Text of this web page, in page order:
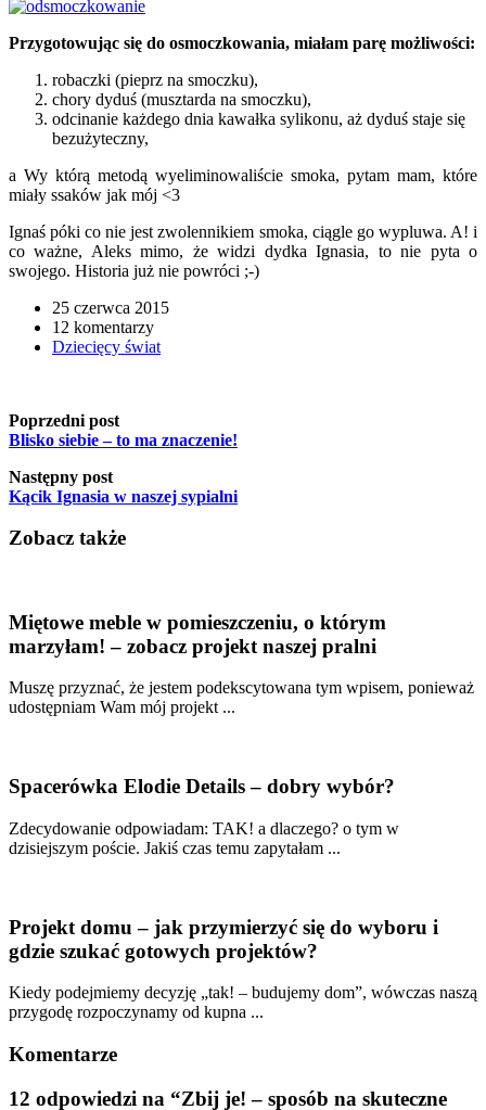
Przygotowując się do osmoczkowania, miałam parę możliwości:
robaczki (pieprz na smoczku),
chory dyduś (musztarda na smoczku),
odcinanie każdego dnia kawałka sylikonu, aż dyduś staje się
bezużyteczny,
a Wy którą metodą wyeliminowaliście smoka, pytam mam, które
miały ssaków jak mój <3
Ignaś póki co nie jest zwolennikiem smoka, ciągle go wypluwa. A! i
co ważne, Aleks mimo, że widzi dydka Ignasia, to nie pyta o
swojego. Historia już nie powróci ;-)
25 czerwca 2015
12 komentarzy
Dziecięcy świat
Poprzedni post
Blisko siebie – to ma znaczenie!
Następny post
Kącik Ignasia w naszej sypialni
Zobacz także
Miętowe meble w pomieszczeniu, o którym
marzyłam! – zobacz projekt naszej pralni
Muszę przyznać, że jestem podekscytowana tym wpisem, ponieważ
udostępniam Wam mój projekt ...
Spacerówka Elodie Details – dobry wybór?
Zdecydowanie odpowiadam: TAK! a dlaczego? o tym w
dzisiejszym poście. Jakiś czas temu zapytałam ...
Projekt domu – jak przymierzyć się do wyboru i
gdzie szukać gotowych projektów?
Kiedy podejmiemy decyzję „tak! – budujemy dom”, wówczas naszą
przygodę rozpoczynamy od kupna ...
Komentarze
12 odpowiedzi na “Zbij je! – sposób na skuteczne